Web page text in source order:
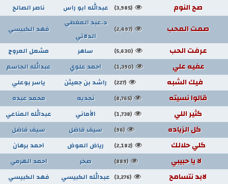
صح النوم (3,985) عبدالله ابو راس ناصر الصالح
صمت المحب (2,497)
د.عبد المغطي
الدلاتي
فهد الكبيسي
عرفت الحب (5,630) ساهر مشعل العروج
عفيه علي (1,390) احمد علوي عبدالله الجاسم
فيك الشبه (227) راشد بن جعيثن ياسر بوعلي
قالوا نسيته (8,765) نجديه محمد عبده
كثير اللي (1,738) الأماني عبدالله المناعي
كل الزياده (96) سيف فاضل سيف فاضل
كلي حلالك (2,182) رياض العوض احمد برهان
لا يا حبيبي (889) صخر احمد الهرمي
لابد نتسامح (3,276) عبدالله الكبيسي فهد الكبيسي